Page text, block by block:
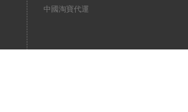
中國淘寶代運